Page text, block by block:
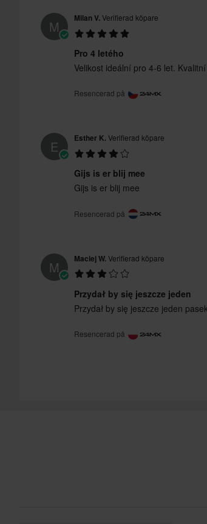
M Milan V.Verifierad köpare
Pro 4 letého
Velikost ideální pro 4-6 let.
Resencerad på
E Esther K.Verifierad köpare
Gijs is er blij mee
Gijs is er blij mee
Resencerad på
M Maciej W.Verifierad köpare
Przydał by się jeszcze jeden
Przydał by się jeszcze jeden
Resencerad på